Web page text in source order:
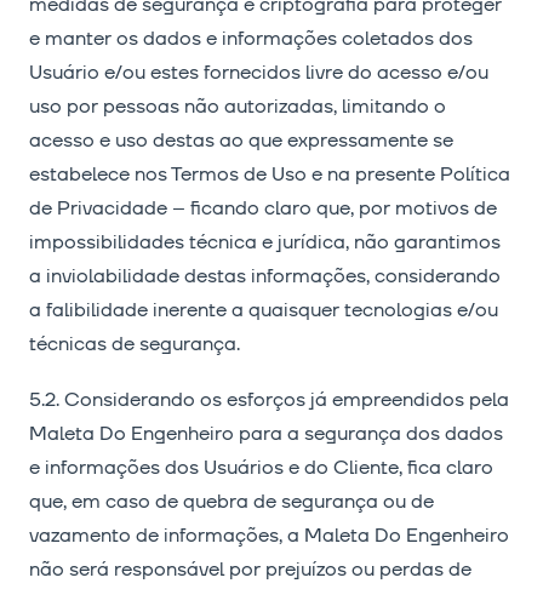
e manter os dados e informações coletados dos
Usuário e/ou estes fornecidos livre do acesso e/ou
uso por pessoas não autorizadas, limitando o
acesso e uso destas ao que expressamente se
estabelece nos Termos de Uso e na presente Política
de Privacidade – ficando claro que, por motivos de
impossibilidades técnica e jurídica, não garantimos
a inviolabilidade destas informações, considerando
a falibilidade inerente a quaisquer tecnologias e/ou
técnicas de segurança.
5.2. Considerando os esforços já empreendidos pela
Maleta Do Engenheiro para a segurança dos dados
e informações dos Usuários e do Cliente, fica claro
que, em caso de quebra de segurança ou de
vazamento de informações, a Maleta Do Engenheiro
não será responsável por prejuízos ou perdas de